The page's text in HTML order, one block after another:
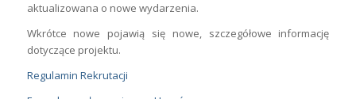
aktualizowana o nowe wydarzenia.
Wkrótce nowe pojawią się nowe, szczegółowe informację
dotyczące projektu.
Regulamin Rekrutacji